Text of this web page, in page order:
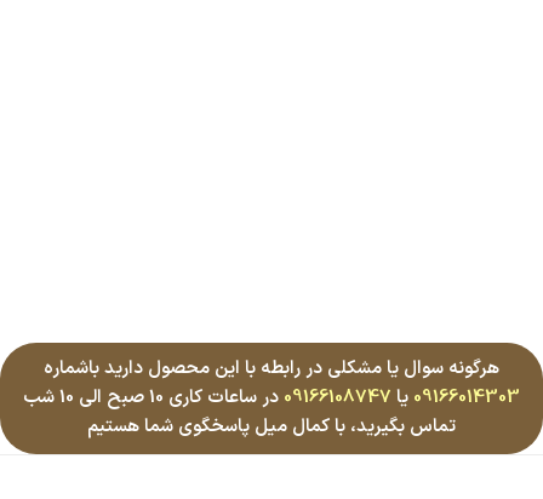
هرگونه سوال یا مشکلی در رابطه با این محصول دارید باشماره
09166014303 یا 09166108747
در ساعات کاری 10 صبح الی 10 شب
تماس بگیرید، با کمال میل پاسخگوی شما هستیم